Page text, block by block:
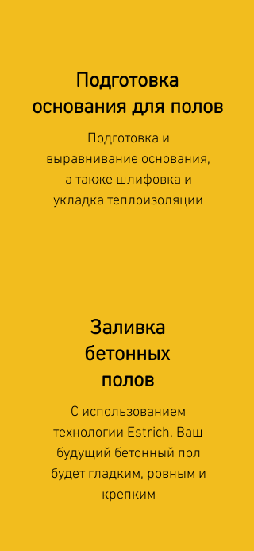
Подготовка
основания для полов
Подготовка и
выравнивание основания,
а также шлифовка и
укладка теплоизоляции
Заливка
бетонных
полов
С использованием
технологии Estrich, Ваш
будущий бетонный пол
будет гладким, ровным и
крепким